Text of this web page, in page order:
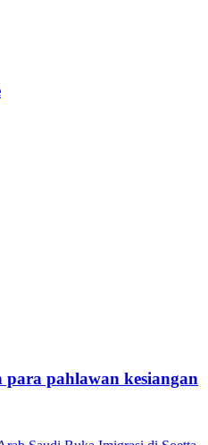
pahlawan kesiangan